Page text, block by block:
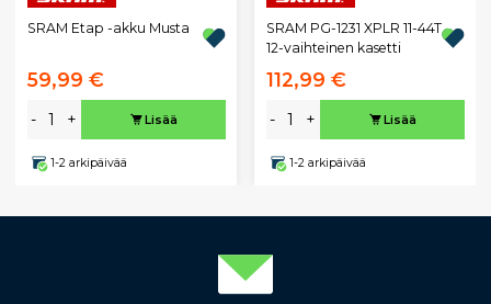
SRAM Etap -akku Musta
59,99 €
- + Lisää
1-2 arkipäivää
SRAM PG-1231 XPLR 11-44T
12-vaihteinen kasetti
112,99 €
- + Lisää
1-2 arkipäivää